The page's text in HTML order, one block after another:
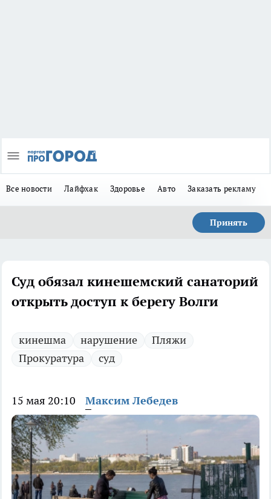
Все новости Лайфхак Здоровье Авто Заказать рекламу
Принять
Суд обязал кинешемский санаторий
открыть доступ к берегу Волги
кинешма нарушение
Пляжи
Прокуратура
суд
15 мая 20:10 Максим Лебедев